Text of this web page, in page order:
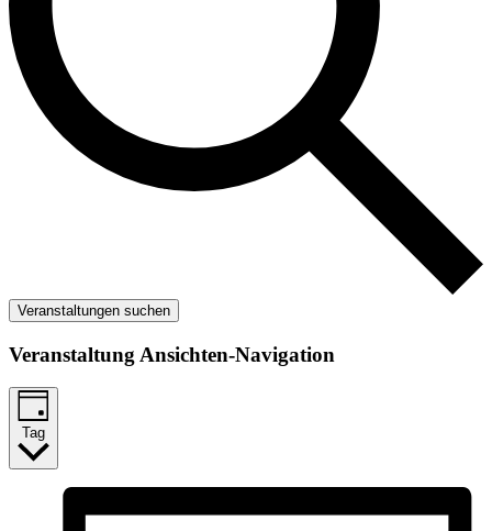
Veranstaltungen suchen
Veranstaltung Ansichten-Navigation
Tag